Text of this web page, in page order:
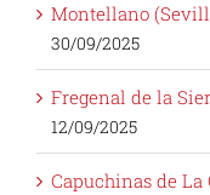
Montellano
30/09/2025
Fregenal de la
12/09/2025
Capuchinas de La